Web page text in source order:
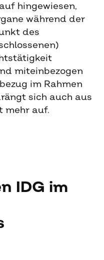
hingewiesen,
während der
des
miteinbezogen
im Rahmen
sich auch aus
mehr auf.
IDG im